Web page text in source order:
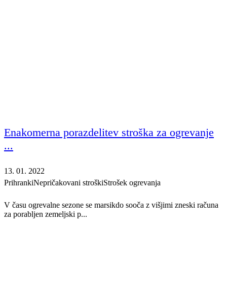
Enakomerna porazdelitev stroška za ogrevanje
...
13. 01. 2022
PrihrankiNepričakovani stroškiStrošek ogrevanja
V času ogrevalne sezone se marsikdo sooča z višjimi zneski računa
za porabljen zemeljski p...